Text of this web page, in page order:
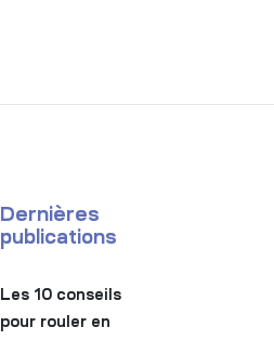
Dernières
publications
Les 10 conseils
pour rouler en